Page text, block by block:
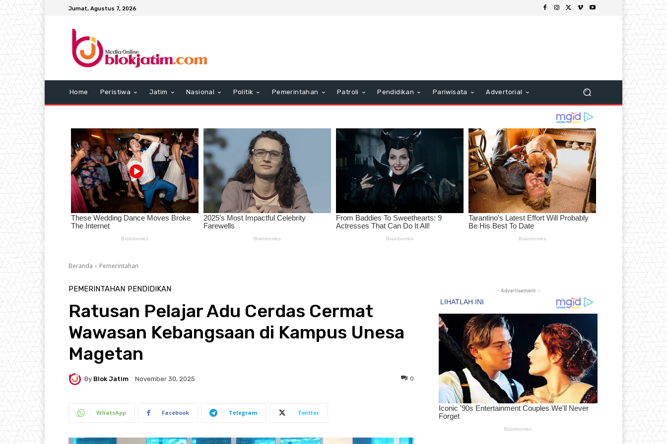
Jumat, Agustus 7, 2026
Home Peristiwa Jatim Nasional Politik Pemerintahan Patroli Pendidikan Pariwisata Advertorial
Beranda Pemerintahan
PEMERINTAHAN PENDIDIKAN
Ratusan Pelajar Adu Cerdas Cermat
Wawasan Kebangsaan di Kampus Unesa
Magetan
By Blok Jatim November 30, 2025 0
WhatsApp Facebook Telegram Twitter
- Advertisement -